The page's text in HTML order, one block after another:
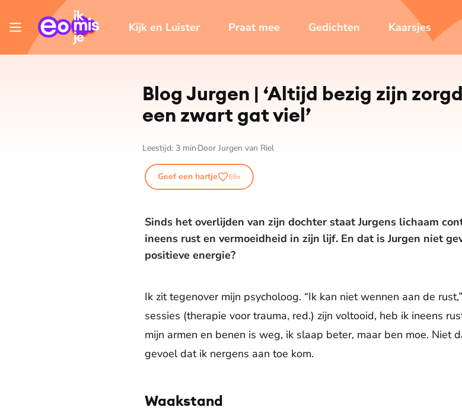
Kijk en Luister Praat mee Gedichten Kaarsjes
Blog Jurgen | ‘Altijd bezig zijn
een zwart gat viel’
Leestijd: 3 min Door Jurgen van Riel
Geef een hartje 69x
Sinds het overlijden van zijn dochter staat Jurgens lichaam
ineens rust en vermoeidheid in zijn lijf. En dat is Jurgen niet
positieve energie?
Ik zit tegenover mijn psycholoog. “Ik kan niet wennen aan de
sessies (therapie voor trauma, red.) zijn voltooid, heb ik ineens
mijn armen en benen is weg, ik slaap beter, maar ben moe. Niet
gevoel dat ik nergens aan toe kom.
Waakstand